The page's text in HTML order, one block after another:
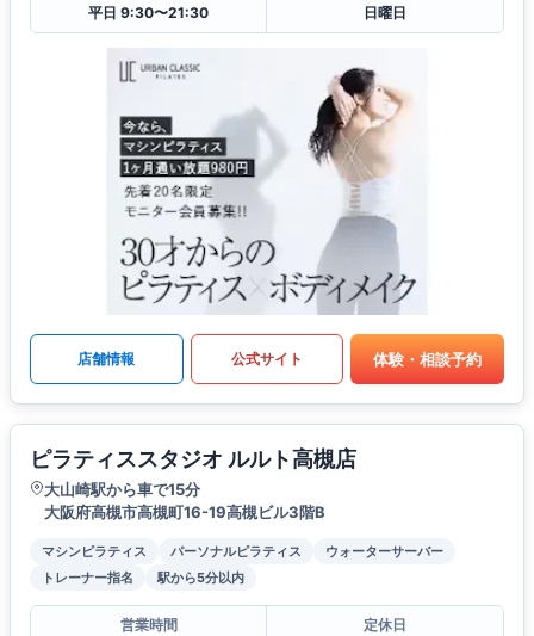
平日 9:30〜21:30
日曜日
店舗情報 公式サイト 体験・相談予約
ピラティススタジオ ルルト高槻店
大山崎駅から車で15分
大阪府高槻市高槻町16-19高槻ビル3階B
マシンピラティス パーソナルピラティス
ウォーターサーバー
トレーナー指名
駅から5分以内
営業時間
定休日